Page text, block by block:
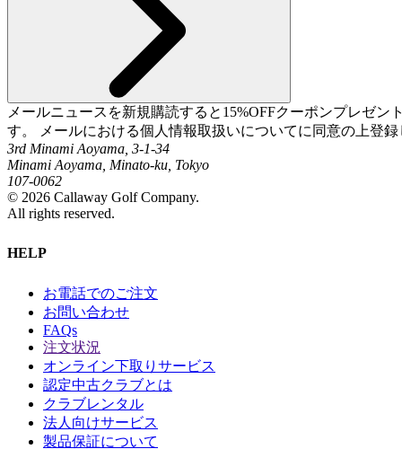
メールニュースを新規購読すると15%OFFクーポンプレゼ
す。 メールにおける個人情報取扱いについてに同意の上登
3rd Minami Aoyama, 3-1-34
Minami Aoyama, Minato-ku, Tokyo
107-0062
© 2026 Callaway Golf Company.
All rights reserved.
HELP
お電話でのご注文
お問い合わせ
FAQs
注文状況
オンライン下取りサービス
認定中古クラブとは
クラブレンタル
法人向けサービス
製品保証について